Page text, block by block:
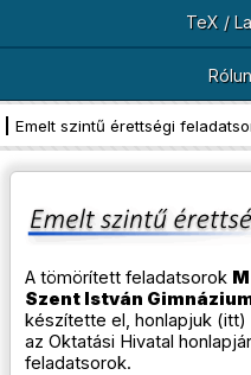
TeX /
Emelt szintű érettségi
A tömörített feladatsorok
Szent István
készítette el, honlapjuk (itt)
az Oktatási Hivatal
feladatsorok.